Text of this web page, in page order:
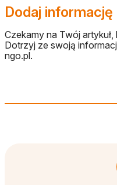
Dodaj
Czekamy na Twój
Dotrzyj ze swoją
ngo.pl.